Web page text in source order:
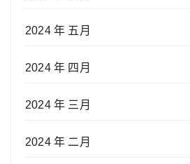
2024 年 五月
2024 年 四月
2024 年 三月
2024 年 二月